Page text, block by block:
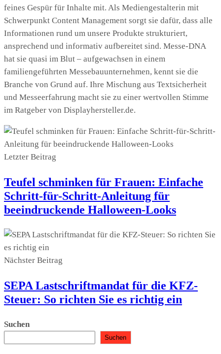
feines Gespür für Inhalte mit. Als Mediengestalterin mit
Schwerpunkt Content Management sorgt sie dafür, dass alle
Informationen rund um unsere Produkte strukturiert,
ansprechend und informativ aufbereitet sind. Messe-DNA
hat sie quasi im Blut – aufgewachsen in einem
familiengeführten Messebauunternehmen, kennt sie die
Branche von Grund auf. Ihre Mischung aus Textsicherheit
und Messeerfahrung macht sie zu einer wertvollen Stimme
im Ratgeber von Displayhersteller.de.
Letzter Beitrag
Teufel schminken für Frauen: Einfache
Schritt-für-Schritt-Anleitung für
beeindruckende Halloween-Looks
Nächster Beitrag
SEPA Lastschriftmandat für die KFZ-
Steuer: So richten Sie es richtig ein
Suchen
Suchen